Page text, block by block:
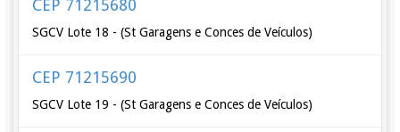
CEP 71215680
SGCV Lote 18 - (St Garagens e Conces de Veículos)
CEP 71215690
SGCV Lote 19 - (St Garagens e Conces de Veículos)